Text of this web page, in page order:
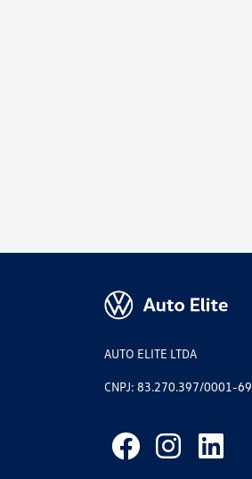
AUTO ELITE LTDA
CNPJ: 83.270.397/0001-69